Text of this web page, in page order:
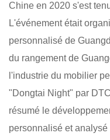
Chine en 2020 s'est
L'événement était
personnalisé de
du rangement de
l'industrie du mobilier
"Dongtai Night" par
résumé le
personnalisé et